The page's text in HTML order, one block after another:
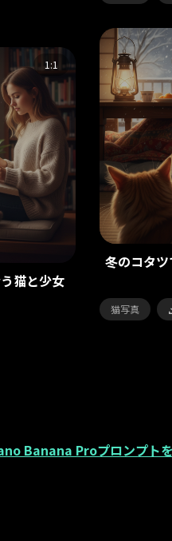
冬のコタ
猫写真
1:1
猫と少女
Banana Proプロンプト